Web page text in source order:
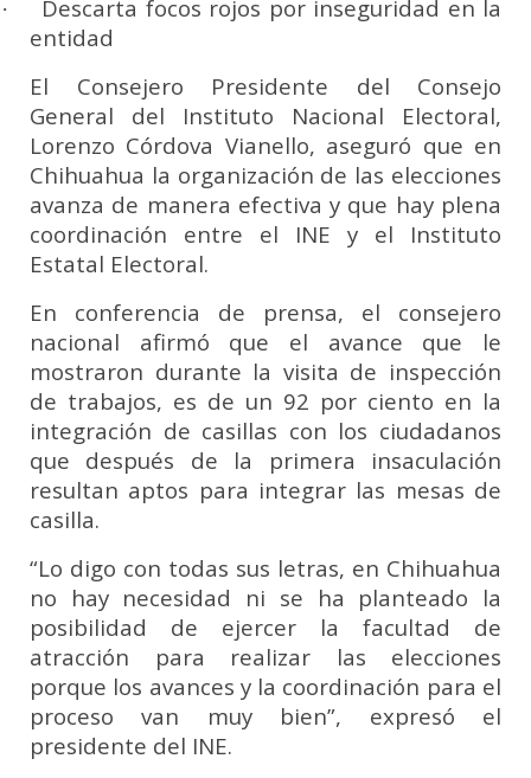
·
Descarta focos rojos por inseguridad en la
entidad
El Consejero Presidente del Consejo
General del Instituto Nacional Electoral,
Lorenzo Córdova Vianello, aseguró que en
Chihuahua la organización de las elecciones
avanza de manera efectiva y que hay plena
coordinación entre el INE y el Instituto
Estatal Electoral.
En conferencia de prensa, el consejero
nacional afirmó que el avance que le
mostraron durante la visita de inspección
de trabajos, es de un 92 por ciento en la
integración de casillas con los ciudadanos
que después de la primera insaculación
resultan aptos para integrar las mesas de
casilla.
“Lo digo con todas sus letras, en Chihuahua
no hay necesidad ni se ha planteado la
posibilidad de ejercer la facultad de
atracción para realizar las elecciones
porque los avances y la coordinación para el
proceso van muy bien”, expresó el
presidente del INE.